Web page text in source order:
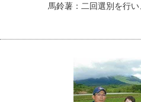
馬鈴薯：二回選別を行い